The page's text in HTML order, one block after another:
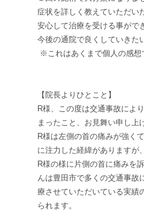
症状を詳しく教えていただい
安心して治療を受ける事がで
今後の通院で良くしていきた
※これはあくまで個人の感
【院長よりひとこと】
R様、この度は交通事故によ
まったこと、お見舞い申し上
R様は左側の首の痛みが強く
に注力した経緯がありますが、
R様の様に片側の首に痛みを
んは豊田市で多くの交通事故
療させていただいている実績
られます。